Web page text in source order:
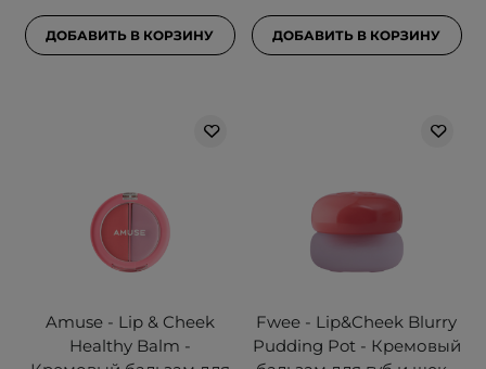
ДОБАВИТЬ В КОРЗИНУ ДОБАВИТЬ В КОРЗИНУ
Amuse - Lip & Cheek
Healthy Balm -
Fwee - Lip&Cheek Blurry
Pudding Pot - Кремовый